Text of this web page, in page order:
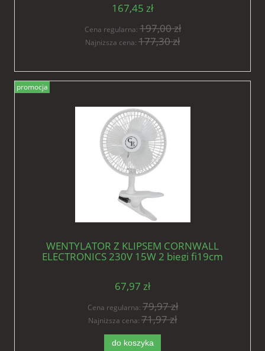
167,45 zł
Cena regularna:197,00 zł
Najniższa cena: 177,30 zł
WENTYLATOR Z KLIPSEM CORNWALL
ELECTRONICS 230V 15W 2 biegi fi19cm
67,97 zł
Cena regularna:79,97 zł
Najniższa cena: 71,97 zł
do koszyka
promocja